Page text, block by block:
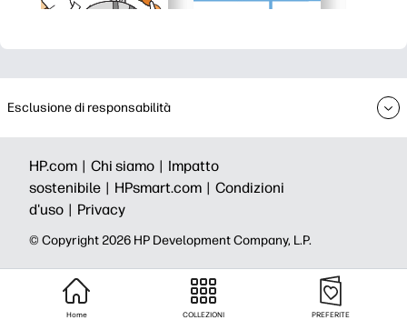
Esclusione di responsabilità
HP.com | Chi siamo | Impatto
sostenibile | HPsmart.com | Condizioni
d'uso | Privacy
© Copyright 2026 HP Development Company, L.P.
Home COLLEZIONI PREFERITE